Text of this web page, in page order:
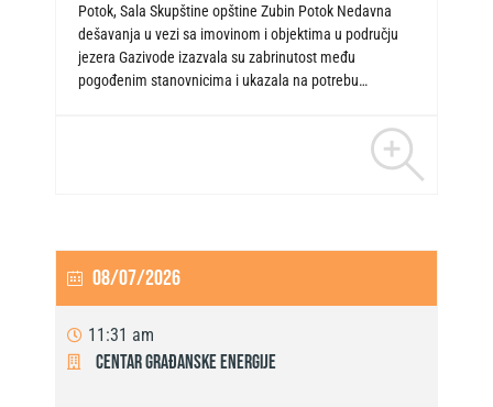
Potok, Sala Skupštine opštine Zubin Potok Nedavna
dešavanja u vezi sa imovinom i objektima u području
jezera Gazivode izazvala su zabrinutost među
pogođenim stanovnicima i ukazala na potrebu…
08/07/2026
11:31 am
Centar građanske energije